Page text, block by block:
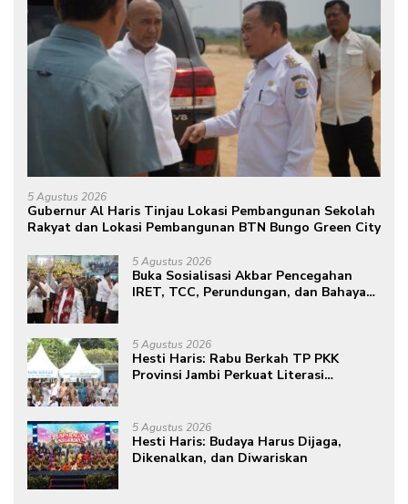
5 Agustus 2026
Gubernur Al Haris Tinjau Lokasi Pembangunan Sekolah
Rakyat dan Lokasi Pembangunan BTN Bungo Green City
5 Agustus 2026
Buka Sosialisasi Akbar Pencegahan
IRET, TCC, Perundungan, dan Bahaya
masa depan sudah ada di tangan”
5 Agustus 2026
Hesti Haris: Rabu Berkah TP PKK
Provinsi Jambi Perkuat Literasi
5 Agustus 2026
Hesti Haris: Budaya Harus Dijaga,
Dikenalkan, dan Diwariskan